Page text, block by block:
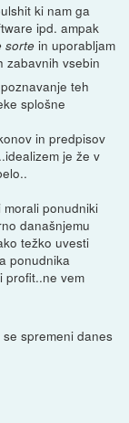
ki nam ga
ipd. ampak
sorte in uporabljam
zabavnih vsebin
teh
splošne
in predpisov
je že v
ponudniki
današnjemu
težko uvesti
ponudnika
profit..ne vem
spremeni danes